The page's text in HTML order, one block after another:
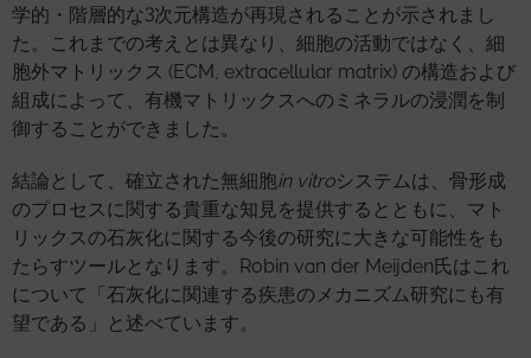
学的・階層的な3次元構造が再現されることが示されまし
た。これまでの考えとは異なり、細胞の活動ではなく、細
胞外マトリックス (ECM, extracellular matrix) の構造および
組成によって、有機マトリックスへのミネラルの浸潤を制
御することができました。
結論として、確立された無細胞in vitroシステムは、骨形成
のプロセスに関する貴重な知見を提供するとともに、マト
リックスの石灰化に関する今後の研究に大きな可能性をも
たらすツールとなります。Robin van der Meijden氏はこれ
について「石灰化に関連する疾患のメカニズム研究にも有
望である」と述べています。